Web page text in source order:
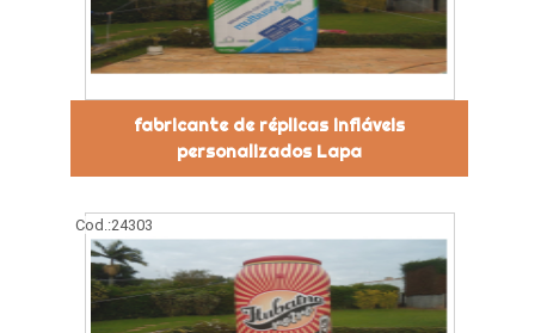
fabricante de réplicas infláveis
personalizados Lapa
Cod.:24303